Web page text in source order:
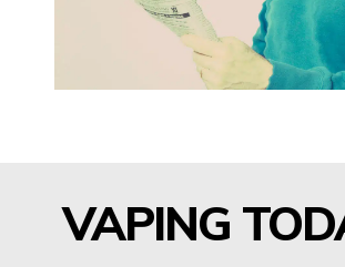
VAPING